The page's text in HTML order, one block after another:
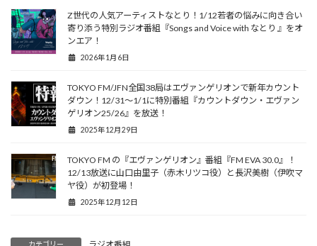
Z世代の人気アーティストなとり！1/12若者の悩みに向き合い
寄り添う特別ラジオ番組『Songs and Voice with なとり 』をオ
ンエア！
2026年1月6日
TOKYO FM/JFN全国38局はエヴァンゲリオンで新年カウント
ダウン！12/31～1/1に特別番組『カウントダウン・エヴァン
ゲリオン25/26』を放送！
2025年12月29日
TOKYO FM の『エヴァンゲリオン』番組『FM EVA 30.0』！
12/13放送に山口由里子（赤木リツコ役）と長沢美樹（伊吹マ
ヤ役）が初登場！
2025年12月12日
カテゴリー